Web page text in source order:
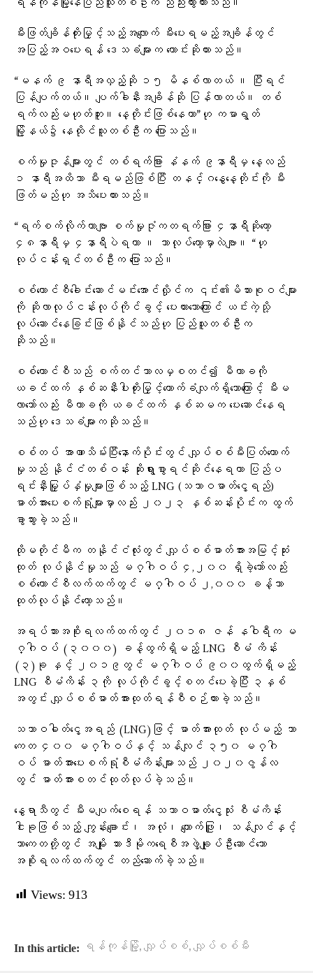
မီးဖြတ်ချိန်တိုးမြှင့်သည့်အလျောက် မီးပေးရမည့်အချိန်တွင်
အပြည့်အဝပေးရန် ဒေသခံများက တောင်းဆိုထားသည်။
“မနက် ၉ နာရီအလှည့်ဆို ၁၅ မိနစ်လာတယ် ။ ပြီးရင်
ပြန်ပျက်တယ်။ ပျက်ခါနီးအချိန်ဆို ပြန်လာတယ်။ တစ်
ရက်လည်းမဟုတ်ဘူး။ နေ့တိုင်းဖြစ်နေတာ”ဟု ကမာရွတ်
မြို့နယ်၌ နေထိုင်သူတစ်ဦးက ပြောသည်။
စက်မှုဇုန်များတွင် တစ်ရက်ခြား နံနက် ၉နာရီမှ နေ့လည်
၁ နာရီအထိသာ မီးရမည်ဖြစ်ပြီး တနင်္ဂနွေနေ့တိုင်းကို မီး
ဖြတ်မည်ဟု အသိပေးထားသည်။
“ရက်စက်လိုက်တာဗျာ စက်မှုဇုံကတရက်ခြား ၄နာရီဆိုတော့
၄၈နာရီမှ ၄နာရီပဲရတာ ။ ဘာလုပ်တော့မှာလဲဗျာ။ “ဟု
လုပ်ငန်းရှင်တစ်ဦးက ပြောသည်။
စစ်ကောင်စီခေါင်းဆောင်မင်းအောင်လှိုင်က ၎င်း၏မိသားစုဝင်များ
ကို ဆိုလာလုပ်ငန်းလုပ်ကိုင်ခွင့် ပေးထားသောကြောင် ယင်းကဲ့သို့
လုပ်ဆောင်နေခြင်းဖြစ်နိုင်သည်ဟု ပြည်သူတစ်ဦးက
ဆိုသည်။
စစ်ကောင်စီသည် စက်တင်ဘာလမှစတင်၍ မီတာခကို
ယခင်ထက် နှစ်ဆနီးပါးတိုးမြှင့်ကောက်ခံလျက်ရှိသောကြောင့် မီးမ
လာ‌သော်လည်း မီတာခကို ယခင်ထက် နှစ်ဆမက ပေးဆောင်နေရ
သည်ဟု ဒေသခံများကဆိုသည်။
စစ်တပ် အာဏာသိမ်းပြီးနောက်ပိုင်းတွင် လျှပ်စစ်မီးပြတ်တောက်
မှုသည် နိုင်ငံတစ်ဝန်း ဆိုးရွားစွာရင်ဆိုင်နေရကာ ပြည်ပ
ရင်းနှီးမြှုပ်နှံမှုများဖြစ်သည့် LNG (သဘာဝဓာတ်ငွေ့ရည်)
ဓာတ်အားပေးစက်ရုံများမှာလည်း ၂၀၂၃ နှစ်ဆန်းပိုင်းက ထွက်
ခွာသွားခဲ့သည်။
ထိုမတိုင်မီက တနိုင်ငံလုံးတွင် လျှပ်စစ်ဓာတ်အားအမြင့်ဆုံး
ထုတ် လုပ်နိုင်မှုသည် မဂ္ဂါဝပ် ၄,၂၀၀ ရှိခဲ့သော်လည်း
စစ်ကောင်စီလက်ထက်တွင် မဂ္ဂါဝပ် ၂,၀၀၀ ခန့်သာ
ထုတ်လုပ်နိုင်တော့သည်။
အရပ်သားအစိုးရလက်ထက်တွင် ၂၀၁၈ ဇန် နဝါရီက မ
ဂ္ဂါဝပ် (၃၀၀၀) ခန့်ထွက်ရှိမည့် LNG စီမံ ကိန်း
(၃)ခု နှင့် ၂၀၁၉တွင် မဂ္ဂါဝပ် ၉၀၀ထွက်ရှိမည့်
LNG စီမံကိန်း ၃ကို လုပ်ကိုင်ခွင့်စတင်ပေးခဲ့ပြီး ၃နှစ်
အတွင်း လျှပ်စစ်ဓာတ်အားထုတ်ရန်စီစဉ်ထားခဲ့သည်။
သဘာဝဓါတ်ငွေ့အရည် (LNG)ဖြင့် ဓာတ်အားထုတ် လုပ်မည့် သာ
ကေတ ၄၀၀ မဂ္ဂါဝပ်နှင့် သန်လျင် ၃၅၀ မဂ္ဂါ
ဝပ် ဓာတ်အားပေးစက်ရုံစီမံကိန်းများသည် ၂၀၂၀ဇွန်လ
တွင် ဓာတ်အားစတင်ထုတ်လုပ်ခဲ့သည်။
နွေရာသီတွင် မီးမပျက်စေရန် သဘာဝဓာတ်ငွေ့သုံး စီမံကိန်း
ငါးခုဖြစ်သည့် ကျွန်းချောင်း၊ အလုံ၊ ကျောက်ဖြူ၊ သန်လျင်နှင့်
သာကေတတို့တွင် အမျိုး သားဒီမိုကရေစီအဖွဲ့ချုပ်ဦးဆောင်သော
အစိုးရလက်ထက်တွင် တည်ဆောက်ခဲ့သည်။
Views: 913
In this article: ရန်ကုန်မြို့,လျှပ်စစ်,လျှပ်စစ်မီး